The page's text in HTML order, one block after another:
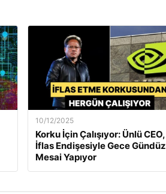
10/12/2025
Korku İçin Çalışıyor: Ünlü CEO,
İflas Endişesiyle Gece Gündüz
Mesai Yapıyor